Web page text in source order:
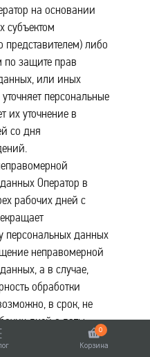
на основании
субъектом
представителем) либо
защите прав
или иных
персональные
их уточнение в
со дня
Оператор в
рабочих дней с
персональных данных
неправомерной
а в случае,
обработки
в срок, не
дней с даты
обработки
Корзина
0